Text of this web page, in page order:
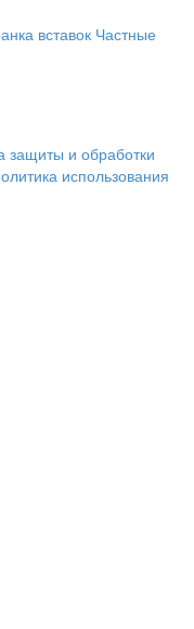
вставок Частные
защиты и обработки
использования